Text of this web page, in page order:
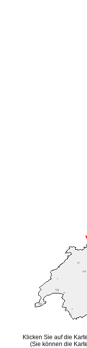
Klicken Sie auf die
(Sie können die